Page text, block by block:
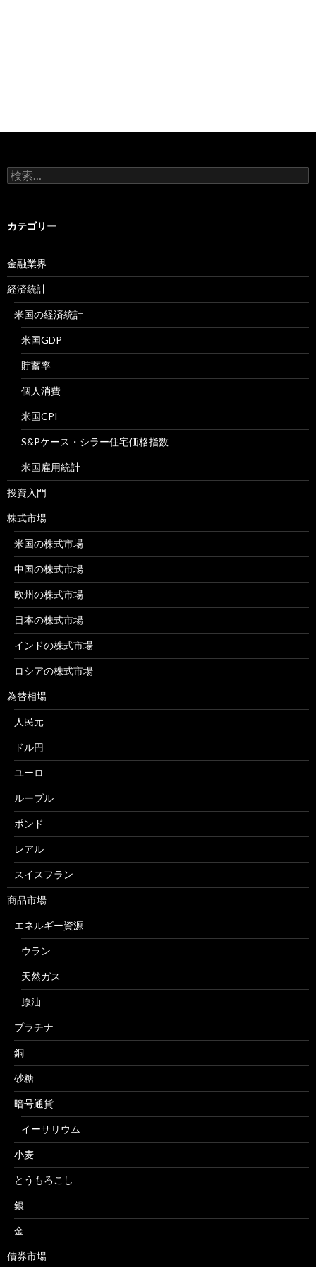
検
索:
カテゴリー
金融業界
経済統計
米国の経済統計
米国GDP
貯蓄率
個人消費
米国CPI
S&Pケース・シラー住宅価格指数
米国雇用統計
投資入門
株式市場
米国の株式市場
中国の株式市場
欧州の株式市場
日本の株式市場
インドの株式市場
ロシアの株式市場
為替相場
人民元
ドル円
ユーロ
ルーブル
ポンド
レアル
スイスフラン
商品市場
エネルギー資源
ウラン
天然ガス
原油
プラチナ
銅
砂糖
暗号通貨
イーサリウム
小麦
とうもろこし
銀
金
債券市場